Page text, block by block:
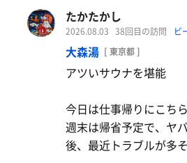
今日も、ありがとうご
適度な人数で、2段目は
アロマはラムネではな
大森さんが座って、田
お互いにズレていて楽し
もちろん、アツい風も
水風呂からの椅子休憩
大森さん、田中さんあ
たかたかし
2026.08.03 38回目の訪問 ビ
大森湯 [ 東京都 ]
アツいサウナを堪能
今日は仕事帰りにこち
週末は帰省予定で、ヤ
後、最近トラブルが多